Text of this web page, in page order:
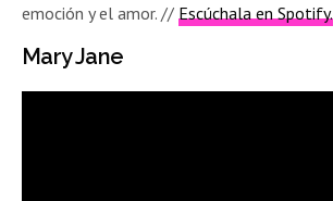
emoción y el amor. // Escúchala en Spotify.
Mary Jane